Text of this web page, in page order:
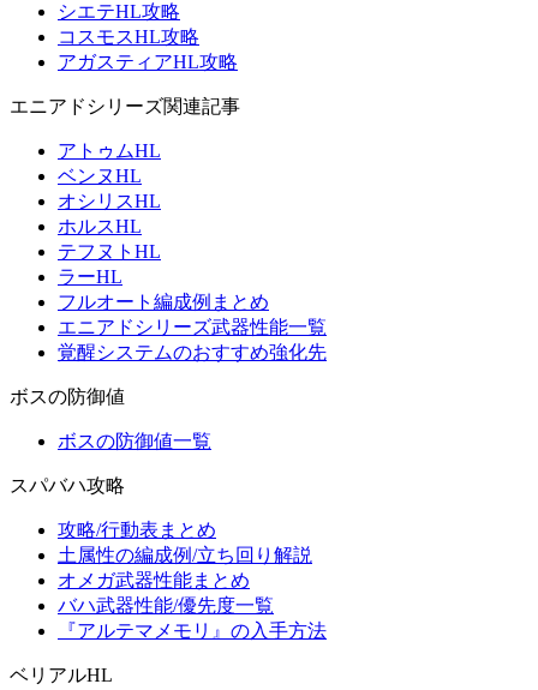
シエテHL攻略
コスモスHL攻略
アガスティアHL攻略
エニアドシリーズ関連記事
アトゥムHL
ベンヌHL
オシリスHL
ホルスHL
テフヌトHL
ラーHL
フルオート編成例まとめ
エニアドシリーズ武器性能一覧
覚醒システムのおすすめ強化先
ボスの防御値
ボスの防御値一覧
スパバハ攻略
攻略/行動表まとめ
土属性の編成例/立ち回り解説
オメガ武器性能まとめ
バハ武器性能/優先度一覧
『アルテマメモリ』の入手方法
ベリアルHL